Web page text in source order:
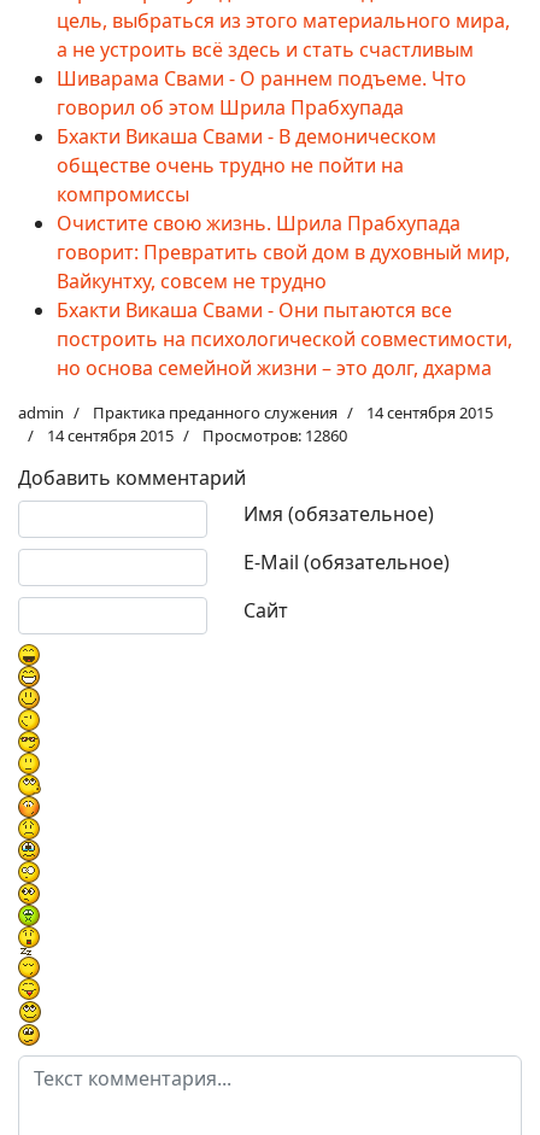
цель, выбраться из этого материального мира,
а не устроить всё здесь и стать счастливым
Шиварама Свами - О раннем подъеме. Что
говорил об этом Шрила Прабхупада
Бхакти Викаша Свами - В демоническом
обществе очень трудно не пойти на
компромиссы
Очистите свою жизнь. Шрила Прабхупада
говорит: Превратить свой дом в духовный мир,
Вайкунтху, совсем не трудно
Бхакти Викаша Свами - Они пытаются все
построить на психологической совместимости,
но основа семейной жизни – это долг, дхарма
admin Практика преданного служения
14 сентября 2015
14 сентября 2015
Просмотров: 12860
Добавить комментарий
Имя (обязательное)
E-Mail (обязательное)
Сайт
Текст комментария